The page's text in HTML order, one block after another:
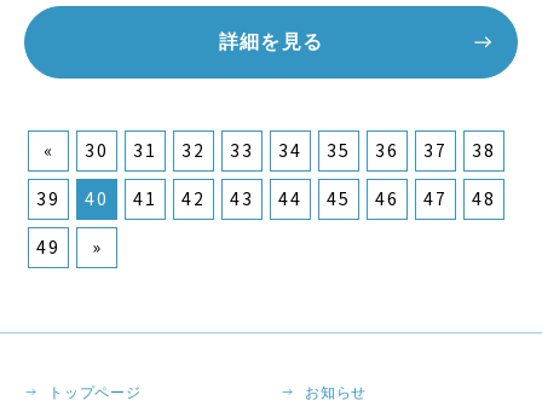
詳細を見る
« 30 31 32 33 34 35 36 37
38
39
40 41 42 43 44 45 46 47
48
49
»
トップページ お知らせ